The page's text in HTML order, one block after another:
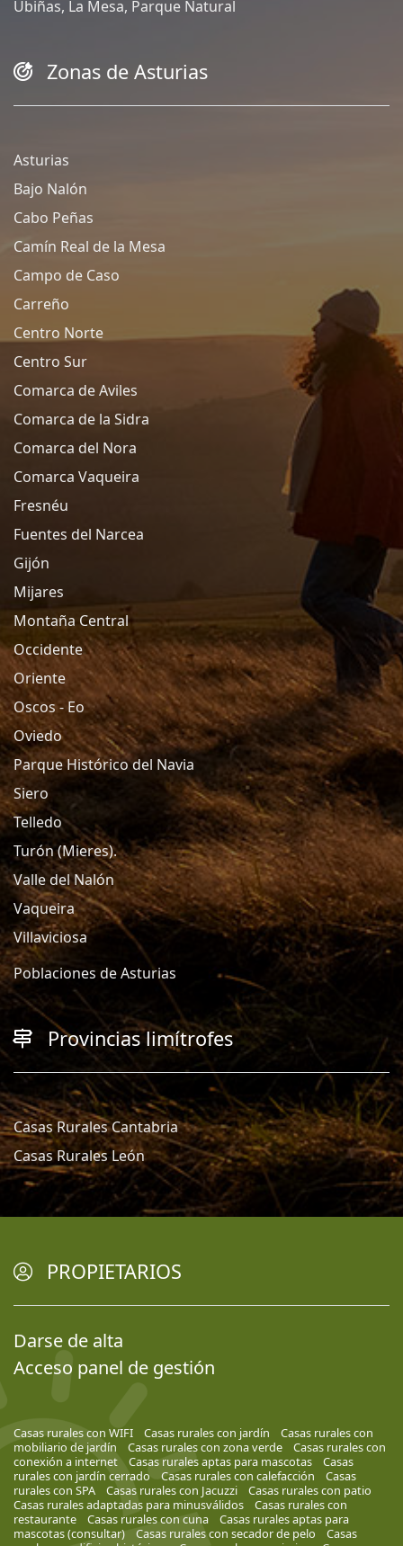
Ubiñas, La Mesa, Parque Natural
Zonas de Asturias
Asturias
Bajo Nalón
Cabo Peñas
Camín Real de la Mesa
Campo de Caso
Carreño
Centro Norte
Centro Sur
Comarca de Aviles
Comarca de la Sidra
Comarca del Nora
Comarca Vaqueira
Fresnéu
Fuentes del Narcea
Gijón
Mijares
Montaña Central
Occidente
Oriente
Oscos - Eo
Oviedo
Parque Histórico del Navia
Siero
Telledo
Turón (Mieres).
Valle del Nalón
Vaqueira
Villaviciosa
Poblaciones de Asturias
Provincias limítrofes
Casas Rurales Cantabria
Casas Rurales León
PROPIETARIOS
Darse de alta
Acceso panel de gestión
Casas rurales con WIFI Casas rurales con jardín
Casas rurales con
mobiliario de jardín
Casas rurales con zona verde
Casas rurales con
conexión a internet
Casas rurales aptas para mascotas
Casas
rurales con jardín cerrado
Casas rurales con calefacción
Casas
rurales con SPA
Casas rurales con Jacuzzi
Casas rurales con patio
Casas rurales adaptadas para minusválidos
Casas rurales con
restaurante
Casas rurales con cuna
Casas rurales aptas para
mascotas (consultar)
Casas rurales con secador de pelo
Casas